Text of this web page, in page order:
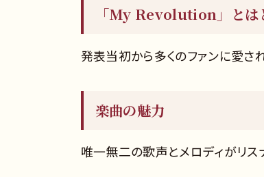
「My Revolution」とは
発表当初から多くのファンに愛さ
楽曲の魅力
唯一無二の歌声とメロディがリス